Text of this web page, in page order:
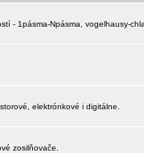
- 1pásma-Npásma, vogelhausy-
elektrónkové i digitálne.
zosilňovače.